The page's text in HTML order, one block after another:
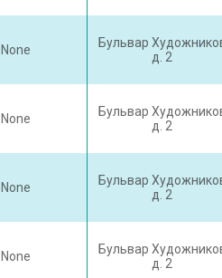
None
Бульвар
д. 2
None
Бульвар
д. 2
None
Бульвар
д. 2
None
Бульвар
д. 2